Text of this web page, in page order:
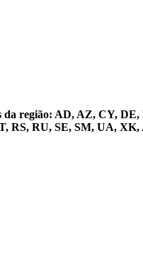
da região: AD, AZ, CY,
RS, RU, SE, SM, UA,